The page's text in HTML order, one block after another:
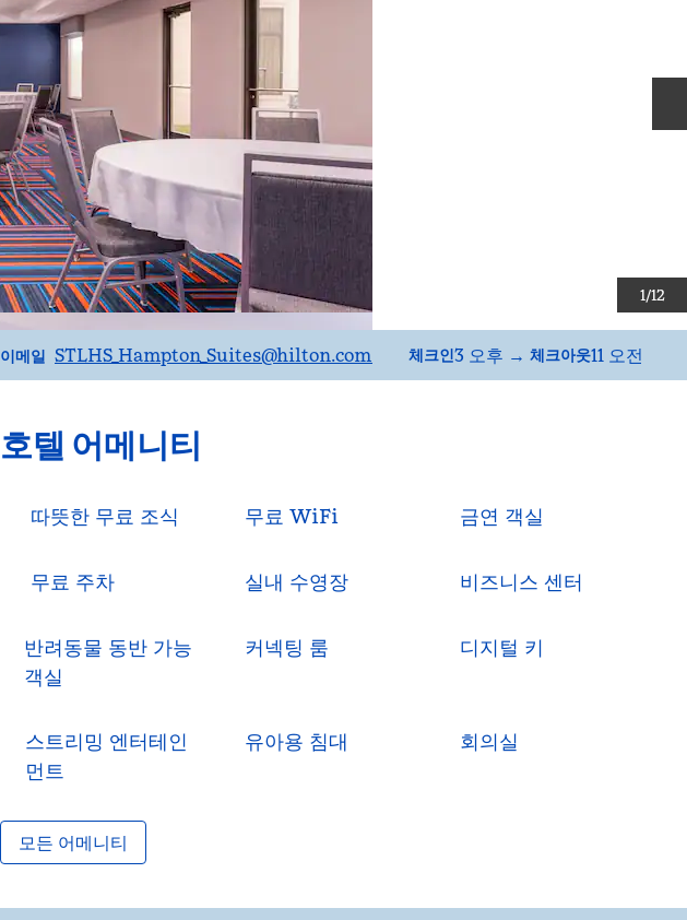
1/12
이메일
이메일 STLHS_Hampton_Suites@hilton.com 체크인3 오후 → 체크아웃11 오전
호텔 어메니티
따뜻한 무료 조식 무료 WiFi 금연 객실
무료 주차 실내 수영장 비즈니스 센터
반려동물 동반 가능
객실
커넥팅 룸 디지털 키
스트리밍 엔터테인
먼트
유아용 침대 회의실
모든 어메니티